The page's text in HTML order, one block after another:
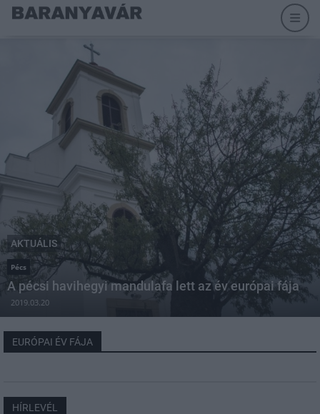
AKTUÁLIS
Pécs
A pécsi havihegyi mandulafa lett az év európai fája
2019.03.20
EURÓPAI ÉV FÁJA
HÍRLEVÉL